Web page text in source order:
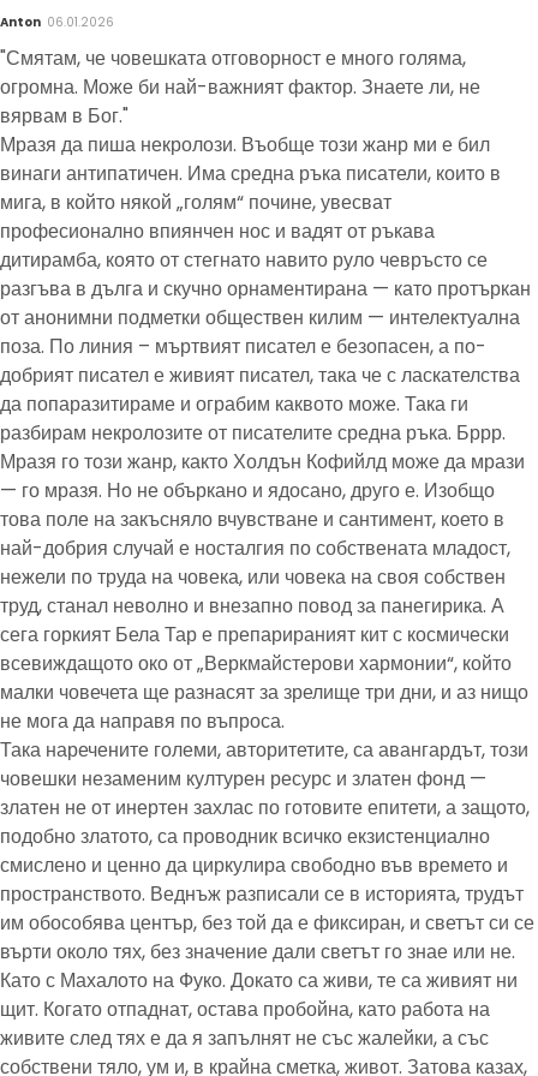
Anton 06.01.2026
"Смятам, че човешката отговорност е много голяма,
огромна. Може би най-важният фактор. Знаете ли, не
вярвам в Бог."
Мразя да пиша некролози. Въобще този жанр ми е бил
винаги антипатичен. Има средна ръка писатели, които в
мига, в който някой „голям“ почине, увесват
професионално впиянчен нос и вадят от ръкава
дитирамба, която от стегнато навито руло чевръсто се
разгъва в дълга и скучно орнаментирана — като протъркан
от анонимни подметки обществен килим — интелектуална
поза. По линия – мъртвият писател е безопасен, а по-
добрият писател е живият писател, така че с ласкателства
да попаразитираме и ограбим каквото може. Така ги
разбирам некролозите от писателите средна ръка. Бррр.
Мразя го този жанр, както Холдън Кофийлд може да мрази
— го мразя. Но не объркано и ядосано, друго е. Изобщо
това поле на закъсняло вчувстване и сантимент, което в
най-добрия случай е носталгия по собствената младост,
нежели по труда на човека, или човека на своя собствен
труд, станал неволно и внезапно повод за панегирика. А
сега горкият Бела Тар е препарираният кит с космически
всевиждащото око от „Веркмайстерови хармонии“, който
малки човечета ще разнасят за зрелище три дни, и аз нищо
не мога да направя по въпроса.
Така наречените големи, авторитетите, са авангардът, този
човешки незаменим културен ресурс и златен фонд —
златен не от инертен захлас по готовите епитети, а защото,
подобно златото, са проводник всичко екзистенциално
смислено и ценно да циркулира свободно във времето и
пространството. Веднъж разписали се в историята, трудът
им обособява център, без той да е фиксиран, и светът си се
върти около тях, без значение дали светът го знае или не.
Като с Махалото на Фуко. Докато са живи, те са живият ни
щит. Когато отпаднат, остава пробойна, като работа на
живите след тях е да я запълнят не със жалейки, а със
собствени тяло, ум и, в крайна сметка, живот. Затова казах,